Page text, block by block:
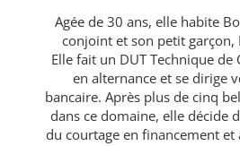
Agée de 30 ans, elle habite
conjoint et son petit garçon,
Elle fait un DUT Technique
en alternance et se dirige
bancaire. Après plus de cinq
dans ce domaine, elle décide
du courtage en financement et